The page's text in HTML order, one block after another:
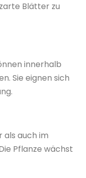
Blätter zu
innerhalb
Sie eignen sich
als auch im
Pflanze wächst